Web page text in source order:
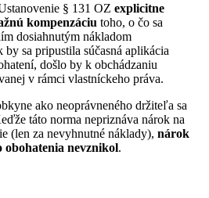
§ 131 OZ explicitne
kompenzáciu toho, o čo sa
dosiahnutým nákladom
sa pripustila súčasná aplikácia
došlo by k obchádzaniu
v rámci vlastníckeho práva.
ako neoprávneného držiteľa sa
táto norma nepriznáva nárok na
(len za nevyhnutné náklady), nárok
obohatenia nevznikol.